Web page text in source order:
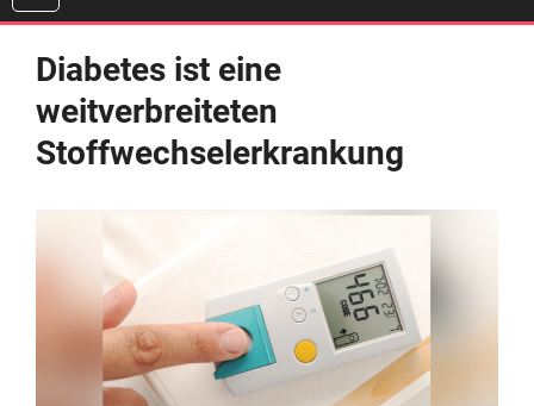
Diabetes ist eine
weitverbreiteten
Stoffwechselerkrankung